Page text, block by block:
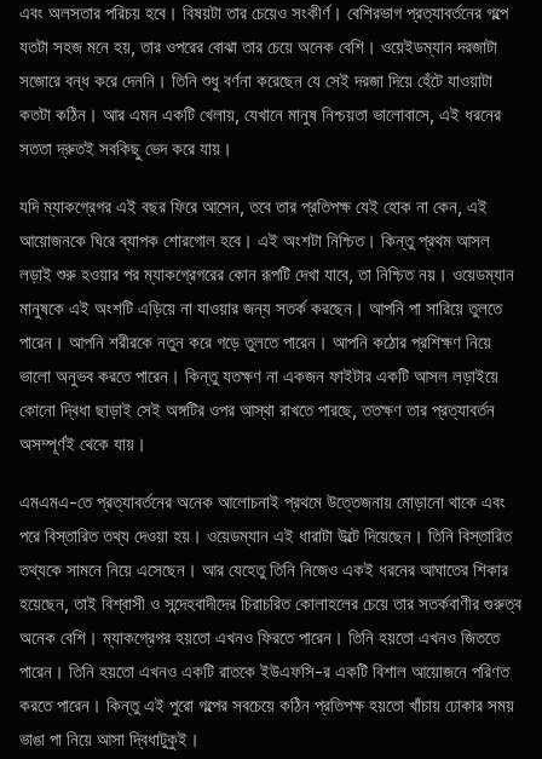
এবং অলসতার পরিচয় হবে। বিষয়টা তার চেয়েও সংকীর্ণ। বেশিরভাগ প্রত্যাবর্তনের গল্পে
যতটা সহজ মনে হয়, তার ওপরের বোঝা তার চেয়ে অনেক বেশি। ওয়েইডম্যান দরজাটা
সজোরে বন্ধ করে দেননি। তিনি শুধু বর্ণনা করেছেন যে সেই দরজা দিয়ে হেঁটে যাওয়াটা
কতটা কঠিন। আর এমন একটি খেলায়, যেখানে মানুষ নিশ্চয়তা ভালোবাসে, এই ধরনের
সততা দ্রুতই সবকিছু ভেদ করে যায়।
যদি ম্যাকগ্রেগর এই বছর ফিরে আসেন, তবে তার প্রতিপক্ষ যেই হোক না কেন, এই
আয়োজনকে ঘিরে ব্যাপক শোরগোল হবে। এই অংশটা নিশ্চিত। কিন্তু প্রথম আসল
লড়াই শুরু হওয়ার পর ম্যাকগ্রেগরের কোন রূপটি দেখা যাবে, তা নিশ্চিত নয়। ওয়েডম্যান
মানুষকে এই অংশটি এড়িয়ে না যাওয়ার জন্য সতর্ক করছেন। আপনি পা সারিয়ে তুলতে
পারেন। আপনি শরীরকে নতুন করে গড়ে তুলতে পারেন। আপনি কঠোর প্রশিক্ষণ নিয়ে
ভালো অনুভব করতে পারেন। কিন্তু যতক্ষণ না একজন ফাইটার একটি আসল লড়াইয়ে
কোনো দ্বিধা ছাড়াই সেই অঙ্গটির ওপর আস্থা রাখতে পারছে, ততক্ষণ তার প্রত্যাবর্তন
অসম্পূর্ণই থেকে যায়।
এমএমএ-তে প্রত্যাবর্তনের অনেক আলোচনাই প্রথমে উত্তেজনায় মোড়ানো থাকে এবং
পরে বিস্তারিত তথ্য দেওয়া হয়। ওয়েডম্যান এই ধারাটা উল্টে দিয়েছেন। তিনি বিস্তারিত
তথ্যকে সামনে নিয়ে এসেছেন। আর যেহেতু তিনি নিজেও একই ধরনের আঘাতের শিকার
হয়েছেন, তাই বিশ্বাসী ও সন্দেহবাদীদের চিরাচরিত কোলাহলের চেয়ে তার সতর্কবাণীর গুরুত্ব
অনেক বেশি। ম্যাকগ্রেগর হয়তো এখনও ফিরতে পারেন। তিনি হয়তো এখনও জিততে
পারেন। তিনি হয়তো এখনও একটি রাতকে ইউএফসি-র একটি বিশাল আয়োজনে পরিণত
করতে পারেন। কিন্তু এই পুরো গল্পের সবচেয়ে কঠিন প্রতিপক্ষ হয়তো খাঁচায় ঢোকার সময়
ভাঙা পা নিয়ে আসা দ্বিধাটুকুই।